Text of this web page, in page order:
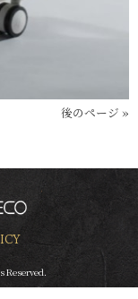
後のページ »
Reserved.